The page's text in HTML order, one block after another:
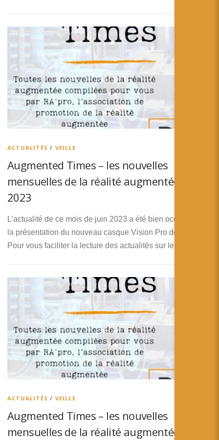
ACTUALITÉS / VEILLE
Augmented Times – les nouvelles
mensuelles de la réalité augmentée – Juin
2023
L’actualité de ce mois de juin 2023 a été bien occupée par
la présentation du nouveau casque Vision Pro de Apple.
Pour vous faciliter la lecture des actualités sur le …
ACTUALITÉS / VEILLE
Augmented Times – les nouvelles
mensuelles de la réalité augmentée – Mai